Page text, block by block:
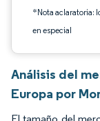
*Nota aclaratoria:
en especial
Análisis del
Europa por